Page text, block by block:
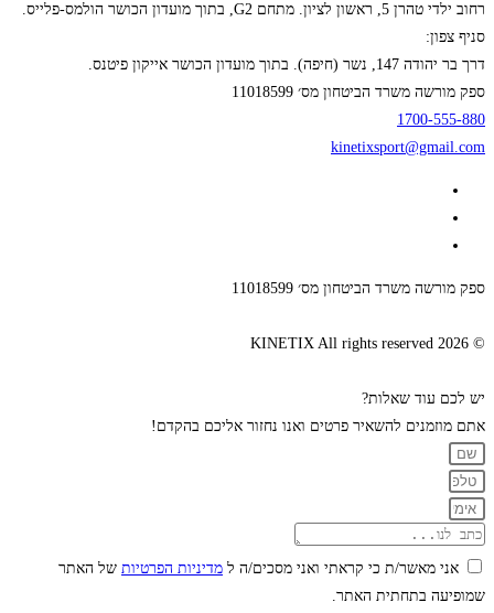
רחוב ילדי טהרן 5, ראשון לציון. מתחם G2, בתוך מועדון הכושר הולמס-פלייס.
סניף צפון:
דרך בר יהודה 147, נשר (חיפה). בתוך מועדון הכושר אייקון פיטנס.
ספק מורשה משרד הביטחון מס׳ 11018599
1700-555-880
kinetixsport@gmail.com
ספק מורשה משרד הביטחון מס׳ 11018599
© 2026 KINETIX All rights reserved
יש לכם עוד שאלות?
אתם מוזמנים להשאיר פרטים ואנו נחזור אליכם בהקדם!
אני מאשר/ת כי קראתי ואני מסכים/ה ל מדיניות הפרטיות של האתר
שמופיעה בתחתית האתר.